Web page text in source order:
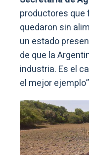
productores que
quedaron sin
un estado
de que la
industria. Es el
el mejor